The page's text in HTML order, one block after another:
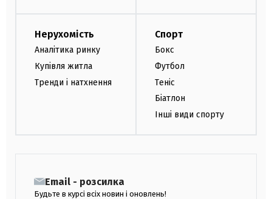
Нерухомість
Аналітика ринку
Купівля житла
Тренди і натхнення
Спорт
Бокс
Футбол
Теніс
Біатлон
Інші види спорту
Email - розсилка
Будьте в курсі всіх новин і оновлень!